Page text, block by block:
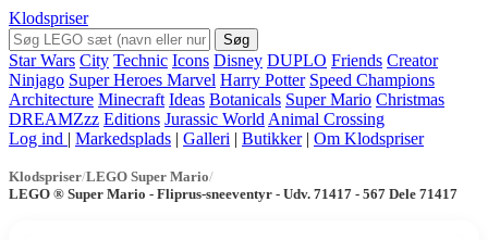
Klodspriser
Søg
Star Wars City Technic Icons Disney DUPLO Friends Creator
Ninjago Super Heroes Marvel Harry Potter Speed Champions
Architecture Minecraft Ideas Botanicals Super Mario Christmas
DREAMZzz Editions Jurassic World Animal Crossing
Log ind | Markedsplads | Galleri | Butikker | Om Klodspriser
Klodspriser/LEGO Super Mario/
LEGO ® Super Mario - Fliprus-sneeventyr - Udv. 71417 - 567 Dele 71417